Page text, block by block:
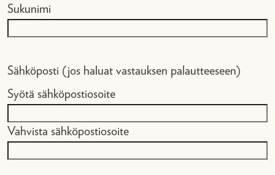
Sukunimi
Sähköposti (jos haluat vastauksen palautteeseen)
Syötä sähköpostiosoite
Vahvista sähköpostiosoite